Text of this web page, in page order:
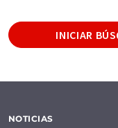
INICIAR
NOTICIAS